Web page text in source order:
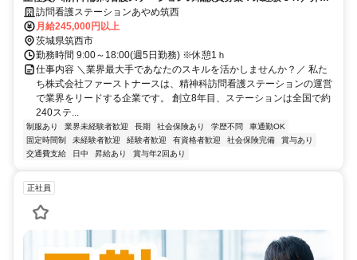
給・賞与あり／インセンティブあり
訪問看護ステーションあやめ筑西
月給245,000円以上
茨城県筑西市
勤務時間 9:00～18:00(週5日勤務) ※休憩1ｈ
仕事内容 ＼業界最大手であなたのスキルを活かしませんか？／ 私た
ち株式会社ファーストナースは、精神科訪問看護ステーションの運営
で業界をリードする企業です。 創立8年目、ステーションは全国で約
240ステ...
制服あり 業界未経験者歓迎 長期 社会保険あり 学歴不問
車通勤OK
固定時間制
未経験者歓迎 経験者歓迎 有資格者歓迎 社会保険完備
賞与あり
交通費支給
日中 昇給あり 賞与年2回あり
正社員